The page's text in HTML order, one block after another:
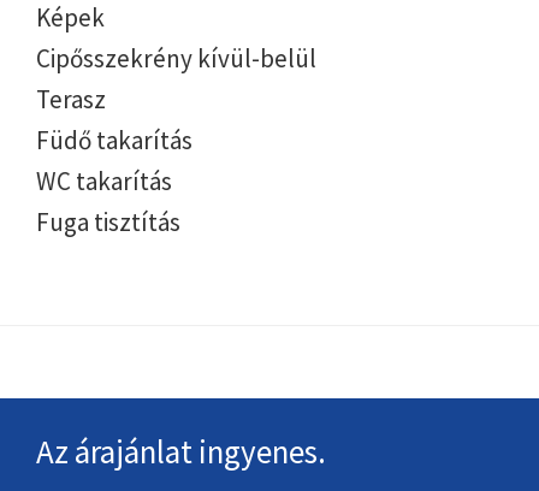
Képek
Cipősszekrény kívül-belül
Terasz
Füdő takarítás
WC takarítás
Fuga tisztítás
Az árajánlat ingyenes.